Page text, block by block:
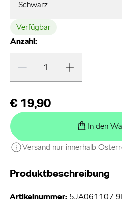
Produktbeschreibung
Artikelnummer: 5JA061107
Schwarz
Verfügbar
Anzahl:
€ 19,90
In den
Versand nur innerhalb